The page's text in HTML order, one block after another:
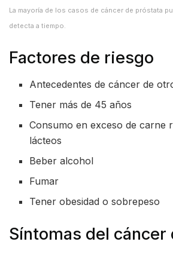
La mayoría de los casos de cáncer de próstata
detecta a tiempo.
Factores de riesgo
Antecedentes de cáncer de
Tener más de 45 años
Consumo en exceso de carne
lácteos
Beber alcohol
Fumar
Tener obesidad o sobrepeso
Síntomas del cáncer